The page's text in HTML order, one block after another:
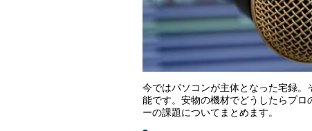
今ではパソコンが主体となった宅録
能です。安物の機材でどうしたらプ
ーの課題についてまとめます。